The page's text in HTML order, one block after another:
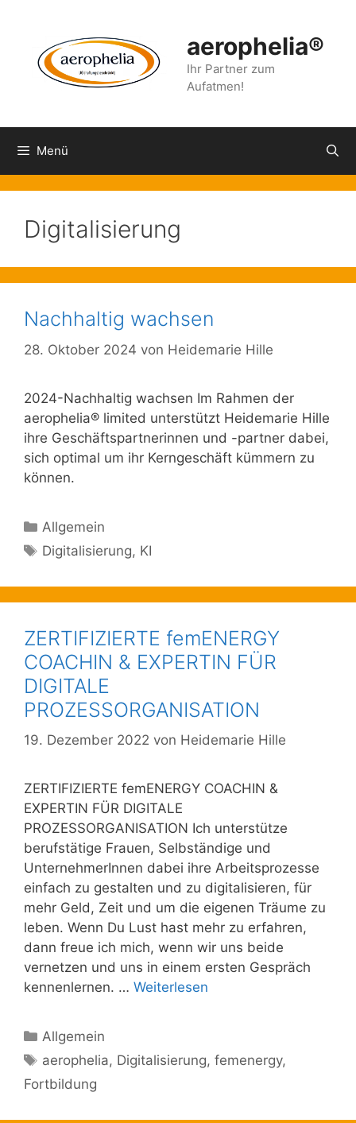
springen
aerophelia®
Ihr Partner zum
Aufatmen!
Menü
Digitalisierung
Nachhaltig wachsen
28. Oktober 2024 von Heidemarie Hille
2024-Nachhaltig wachsen Im Rahmen der
aerophelia® limited unterstützt Heidemarie Hille
ihre Geschäftspartnerinnen und -partner dabei,
sich optimal um ihr Kerngeschäft kümmern zu
können.
Kategorien
Allgemein
Schlagwörter
Digitalisierung, KI
ZERTIFIZIERTE femENERGY
COACHIN & EXPERTIN FÜR
DIGITALE
PROZESSORGANISATION
19. Dezember 2022 von Heidemarie Hille
ZERTIFIZIERTE femENERGY COACHIN &
EXPERTIN FÜR DIGITALE
PROZESSORGANISATION Ich unterstütze
berufstätige Frauen, Selbständige und
UnternehmerInnen dabei ihre Arbeitsprozesse
einfach zu gestalten und zu digitalisieren, für
mehr Geld, Zeit und um die eigenen Träume zu
leben. Wenn Du Lust hast mehr zu erfahren,
dann freue ich mich, wenn wir uns beide
vernetzen und uns in einem ersten Gespräch
kennenlernen. … Weiterlesen
Kategorien
Allgemein
Schlagwörter
aerophelia, Digitalisierung,femenergy,
Fortbildung